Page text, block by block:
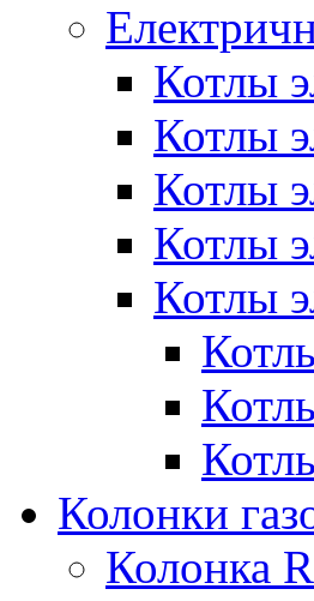
Котлы
Котлы
Котлы
Котлы
Котлы
Колонки
Колонка